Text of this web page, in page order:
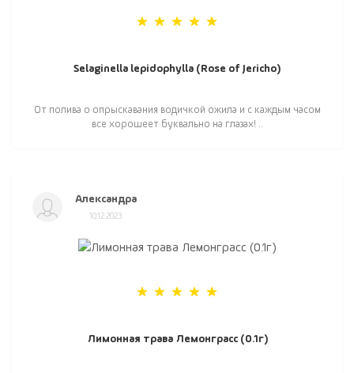
Selaginella lepidophylla (Rose of Jericho)
От полива о опрыскавания водичкой ожила и с каждым часом
все хорошеет буквально на глазах! ..
Александра
10.12.2023
Лимонная трава Лемонграсс (0.1г)